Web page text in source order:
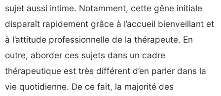
sujet aussi intime. Notamment, cette gêne initiale
disparaît rapidement grâce à l’accueil bienveillant et
à l’attitude professionnelle de la thérapeute. En
outre, aborder ces sujets dans un cadre
thérapeutique est très différent d’en parler dans la
vie quotidienne. De ce fait, la majorité des